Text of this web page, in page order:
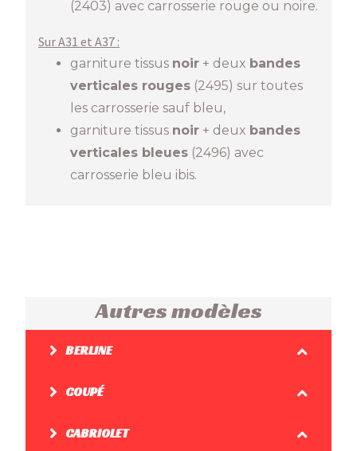
(2403) avec carrosserie rouge ou noire.
Sur A31 et A37 :
garniture tissus noir + deux bandes
verticales rouges (2495) sur toutes
les carrosserie sauf bleu,
garniture tissus noir + deux bandes
verticales bleues (2496) avec
carrosserie bleu ibis.
Autres modèles
BERLINE
COUPÉ
CABRIOLET